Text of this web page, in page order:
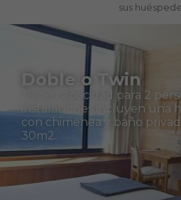
sus
Doble o Twin
Tiene capacidad para 2
instalaciones incluyen una
con chimenea y baño
30m2.